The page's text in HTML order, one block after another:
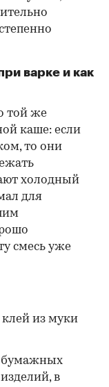
варке и как
той же
каше: если
то они
холодный
для
смесь уже
из муки
бумажных
в